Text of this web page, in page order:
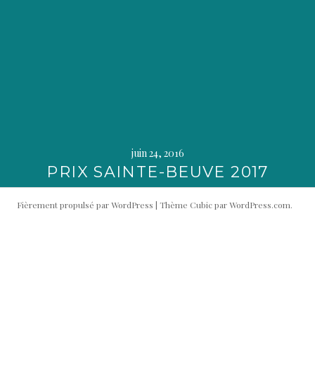
juin 24, 2016
PRIX SAINTE-BEUVE 2017
Fièrement propulsé par WordPress | Thème Cubic parWordPress.com.